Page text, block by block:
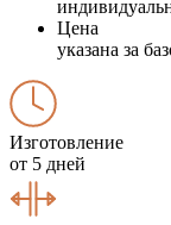
Цена
указана за
Изготовление
от 5 дней